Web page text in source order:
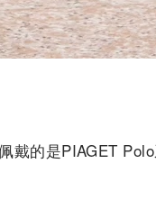
戴的是PIAGET